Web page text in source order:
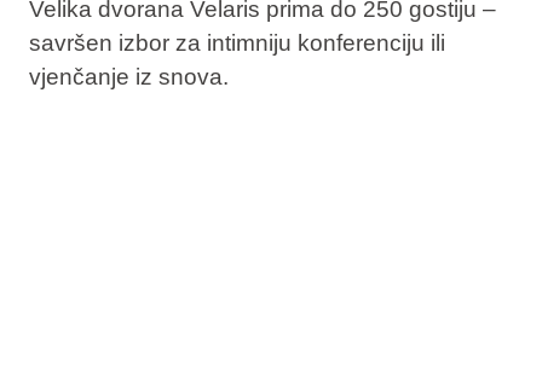
Velika dvorana Velaris prima do 250 gostiju –
savršen izbor za intimniju konferenciju ili
vjenčanje iz snova.